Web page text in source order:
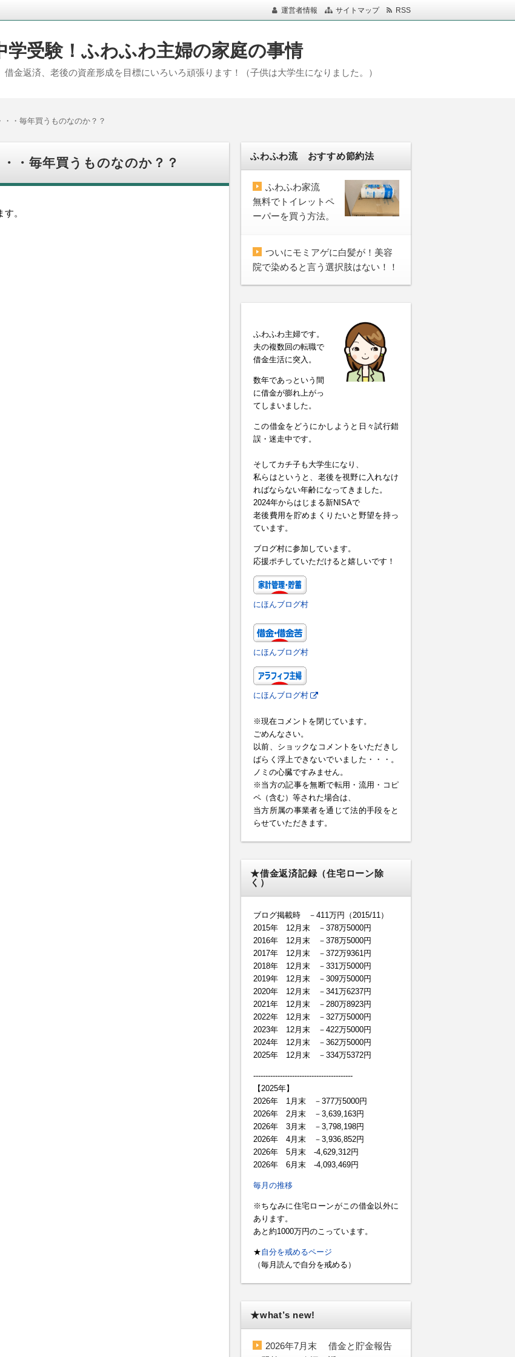
運営者情報 サイトマップ RSS
受験！ふわふわ主婦の家庭の事情
金返済、老後の資産形成を目標にいろいろ頑張ります！（子供は大学生になりました。）
・毎年買うものなのか？？
・毎年買うものなのか？？
。
ふわふわ流 おすすめ節約法
ふわふわ家流
無料でトイレットペ
ーパーを買う方法。
ついにモミアゲに白髪が！美容
院で染めると言う選択肢はない！！
ふわふわ主婦です。
夫の複数回の転職で
借金生活に突入。
数年であっという間
に借金が膨れ上がっ
てしまいました。
この借金をどうにかしようと日々試行錯
誤・迷走中です。
そしてカチ子も大学生になり、
私らはというと、老後を視野に入れなけ
ればならない年齢になってきました。
2024年からはじまる新NISAで
老後費用を貯めまくりたいと野望を持っ
ています。
ブログ村に参加しています。
応援ポチしていただけると嬉しいです！
にほんブログ村
にほんブログ村
にほんブログ村
※現在コメントを閉じています。
ごめんなさい。
以前、ショックなコメントをいただきし
ばらく浮上できないでいました・・・。
ノミの心臓ですみません。
※当方の記事を無断で転用・流用・コピ
ペ（含む）等された場合は、
当方所属の事業者を通じて法的手段をと
らせていただきます。
★借金返済記録（住宅ローン除
く）
ブログ掲載時 －411万円（2015/11）
2015年 12月末 －378万5000円
2016年 12月末 －378万5000円
2017年 12月末 －372万9361円
2018年 12月末 －331万5000円
2019年 12月末 －309万5000円
2020年 12月末 －341万6237円
2021年 12月末 －280万8923円
2022年 12月末 －327万5000円
2023年 12月末 －422万5000円
2024年 12月末 －362万5000円
2025年 12月末 －334万5372円
-----------------------------------------
【2025年】
2026年 1月末 －377万5000円
2026年 2月末 －3,639,163円
2026年 3月末 －3,798,198円
2026年 4月末 －3,936,852円
2026年 5月末 -4,629,312円
2026年 6月末 -4,093,469円
毎月の推移
※ちなみに住宅ローンがこの借金以外に
あります。
あと約1000万円のこっています。
★自分を戒めるページ
（毎月読んで自分を戒める）
★what’s new!
2026年7月末 借金と貯金報告